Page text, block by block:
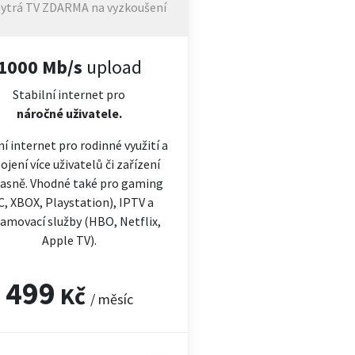
TV ZDARMA na vyzkoušení
Mb/s upload
Stabilní internet pro
náročnéuživatele.
internet pro rodinné využití a
více uživatelů či zařízení
Vhodné také pro gaming
XBOX, Playstation), IPTV a
služby (HBO, Netflix,
Apple TV).
499 Kč / měsíc